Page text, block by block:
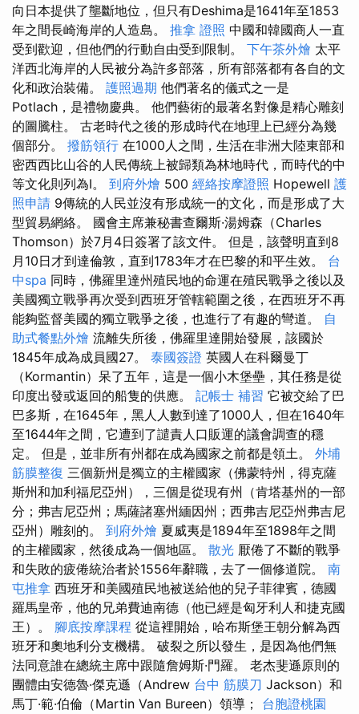
向日本提供了壟斷地位，但只有Deshima是1641年至1853
年之間長崎海岸的人造島。 推拿 證照 中國和韓國商人一直
受到歡迎，但他們的行動自由受到限制。 下午茶外燴 太平
洋西北海岸的人民被分為許多部落，所有部落都有各自的文
化和政治裝備。 護照過期 他們著名的儀式之一是
Potlach，是禮物慶典。 他們藝術的最著名對像是精心雕刻
的圖騰柱。 古老時代之後的形成時代在地理上已經分為幾
個部分。 撥筋領行 在1000人之間，生活在非洲大陸東部和
密西西比山谷的人民傳統上被歸類為林地時代，而時代的中
等文化則列為I。 到府外燴 500 經絡按摩證照 Hopewell 護
照申請 9傳統的人民並沒有形成統一的文化，而是形成了大
型貿易網絡。 國會主席兼秘書查爾斯·湯姆森（Charles
Thomson）於7月4日簽署了該文件。 但是，該聲明直到8
月10日才到達倫敦，直到1783年才在巴黎的和平生效。 台
中spa 同時，佛羅里達州殖民地的命運在殖民戰爭之後以及
美國獨立戰爭再次受到西班牙管轄範圍之後，在西班牙不再
能夠監督美國的獨立戰爭之後，也進行了有趣的彎道。 自
助式餐點外燴 流離失所後，佛羅里達開始發展，該國於
1845年成為成員國27。 泰國簽證 英國人在科爾曼丁
（Kormantin）呆了五年，這是一個小木堡壘，其任務是從
印度出發或返回的船隻的供應。 記帳士 補習 它被交給了巴
巴多斯，在1645年，黑人人數到達了1000人，但在1640年
至1644年之間，它遭到了譴責人口販運的議會調查的穩
定。 但是，並非所有州都在成為國家之前都是領土。 外埔
筋膜整復 三個新州是獨立的主權國家（佛蒙特州，得克薩
斯州和加利福尼亞州），三個是從現有州（肯塔基州的一部
分；弗吉尼亞州；馬薩諸塞州緬因州；西弗吉尼亞州弗吉尼
亞州）雕刻的。 到府外燴 夏威夷是1894年至1898年之間
的主權國家，然後成為一個地區。 散光 厭倦了不斷的戰爭
和失敗的疲倦統治者於1556年辭職，去了一個修道院。 南
屯推拿 西班牙和美國殖民地被送給他的兒子菲律賓，德國
羅馬皇帝，他的兄弟費迪南德（他已經是匈牙利人和捷克國
王）。 腳底按摩課程 從這裡開始，哈布斯堡王朝分解為西
班牙和奧地利分支機構。 破裂之所以發生，是因為他們無
法同意誰在總統主席中跟隨詹姆斯·門羅。 老杰斐遜原則的
團體由安德魯·傑克遜（Andrew 台中 筋膜刀 Jackson）和
馬丁·範·伯倫（Martin Van Bureen）領導； 台胞證桃園